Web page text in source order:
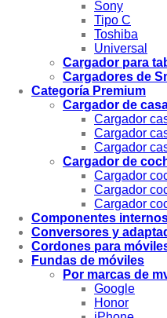
Sony
Tipo C
Toshiba
Universal
Cargador para
Cargadores de
Categoría Premium
Cargador de
Cargador
Cargador
Cargador
Cargador de
Cargador
Cargador
Cargador
Componentes
Conversores y
Cordones para
Fundas de móviles
Por marcas de
Google
Honor